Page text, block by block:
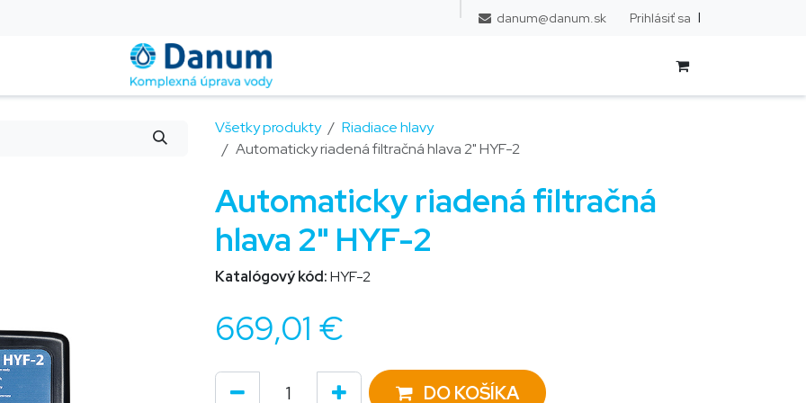
danum@danum.sk Prihlásiť sa l
Všetky produkty
Riadiace hlavy
Automaticky riadená filtračná hlava 2" HYF-2
Automaticky riadená filtračná
hlava 2" HYF-2
Katalógový kód:HYF-2
669,01 €
DO KOŠÍKA